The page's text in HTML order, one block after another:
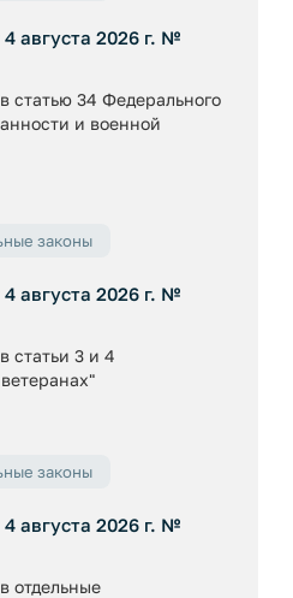
августа 2026 г. №
статью 34 Федерального
и военной
законы
августа 2026 г. №
статьи 3 и 4
законы
августа 2026 г. №
отдельные